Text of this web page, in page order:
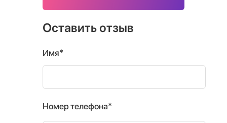
Оставить отзыв
Имя*
Номер телефона*